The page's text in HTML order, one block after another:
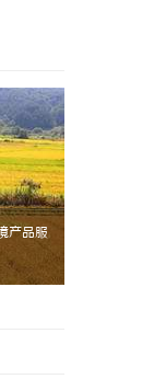
产品服